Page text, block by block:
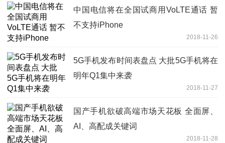
中国电信将在全国试商用VoLTE通话 暂
不支持iPhone
2018-11-26
5G手机发布时间表盘点 大批5G手机将在
明年Q1集中来袭
2018-11-27
国产手机欲破高端市场天花板 全面屏、
AI、高配成关键词
2018-11-28